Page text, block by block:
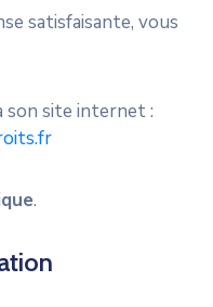
satisfaisante, vous
son site internet :
.